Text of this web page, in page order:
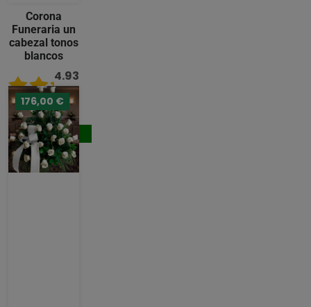
Corona
Funeraria un
cabezal tonos
blancos
4.93
/ 5
221,00 €
Comprar
176,00 €